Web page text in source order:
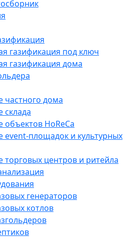
газификация под ключ
газификация дома
частного дома
склада
объектов HoReCa
event-площадок и культурных
торговых центров и ритейла
генераторов
котлов